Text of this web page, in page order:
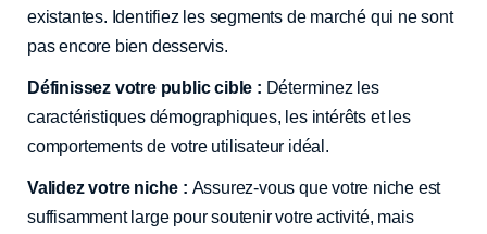
existantes. Identifiez les segments de marché qui ne sont
pas encore bien desservis.
Définissez votre public cible : Déterminez les
caractéristiques démographiques, les intérêts et les
comportements de votre utilisateur idéal.
Validez votre niche : Assurez-vous que votre niche est
suffisamment large pour soutenir votre activité, mais